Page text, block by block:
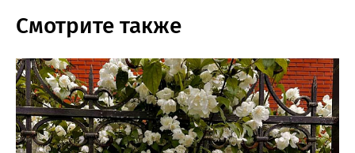
Смотрите также